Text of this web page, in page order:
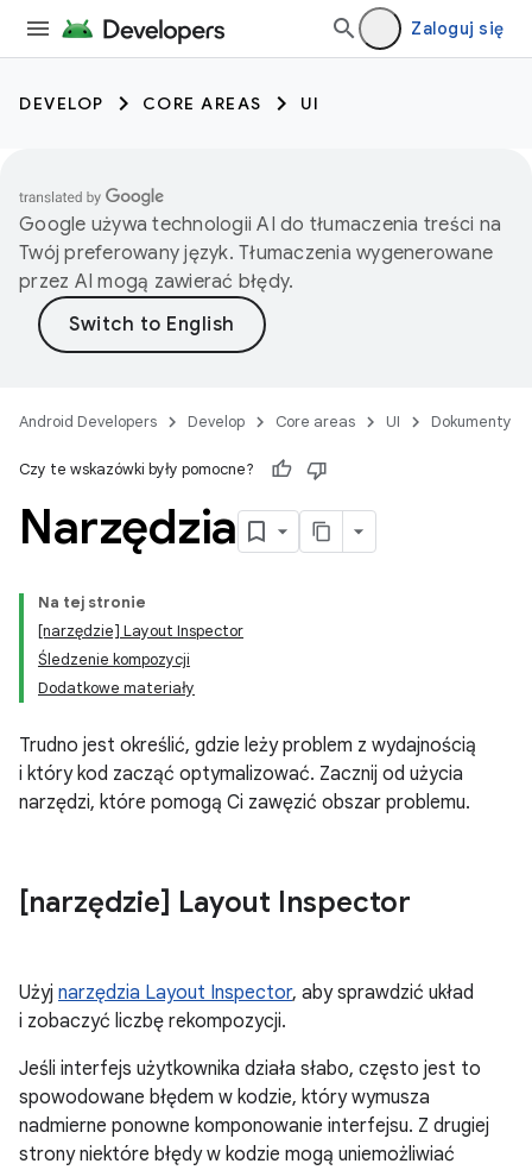
Zaloguj się
DEVELOP CORE AREAS UI
Google używa technologii AI do tłumaczenia treści na
Twój preferowany język. Tłumaczenia wygenerowane
przez AI mogą zawierać błędy.
Android Developers Develop Core areas UI Dokumenty
Czy te wskazówki były pomocne?
Narzędzia
Na tej stronie
[narzędzie] Layout Inspector
Śledzenie kompozycji
Dodatkowe materiały
Trudno jest określić, gdzie leży problem z wydajnością
i który kod zacząć optymalizować. Zacznij od użycia
narzędzi, które pomogą Ci zawęzić obszar problemu.
[narzędzie] Layout Inspector
Użyj narzędzia Layout Inspector, aby sprawdzić układ
i zobaczyć liczbę rekompozycji.
Jeśli interfejs użytkownika działa słabo, często jest to
spowodowane błędem w kodzie, który wymusza
nadmierne ponowne komponowanie interfejsu. Z drugiej
strony niektóre błędy w kodzie mogą uniemożliwiać